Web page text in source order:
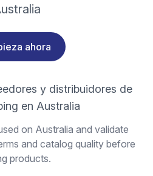
ahora
y distribuidores de
en Australia
on Australia and validate
and catalog quality before
products.